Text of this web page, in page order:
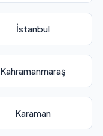
İstanbul
Kahramanmaraş
Karaman